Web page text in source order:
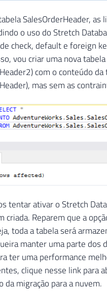
SalesOrderHeader, as
o uso do Stretch
check, default e foreign
vou criar uma nova tabela
com o conteúdo
mas sem as
tentar ativar o Stretch
criada. Reparem que a
toda a tabela será
manter uma parte dos
ter uma performance
clique nesse link para
da migração para a nuvem.